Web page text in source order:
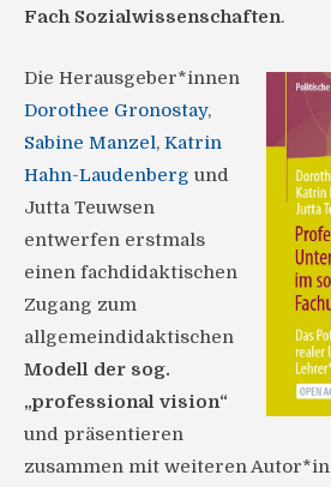
Fach Sozialwissenschaften.
Die Herausgeber*innen
Dorothee Gronostay,
Sabine Manzel, Katrin
Hahn-Laudenberg und
Jutta Teuwsen
entwerfen erstmals
einen fachdidaktischen
Zugang zum
allgemeindidaktischen
Modell der sog.
„professional vision“
und präsentieren
zusammen mit weiteren